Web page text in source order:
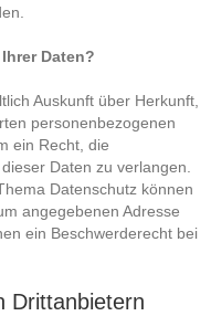
Daten?
Auskunft über Herkunft,
personenbezogenen
ein Recht, die
Daten zu verlangen.
Datenschutz können
angegebenen Adresse
ein Beschwerderecht bei
Drittanbietern